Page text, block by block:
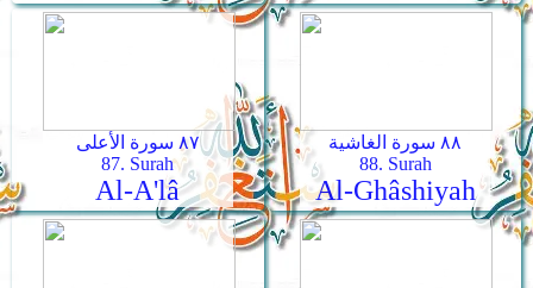
٨٧ سورة الأعلى
87. Surah
Al-A'lâ
٨٨ سورة الغاشية
88. Surah
Al-Ghâshiyah